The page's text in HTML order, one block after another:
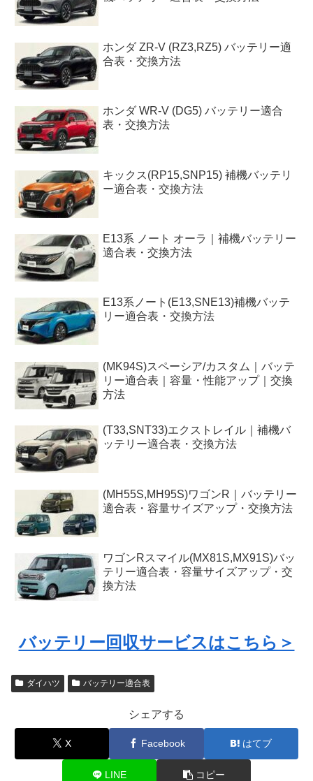
ホンダ ZR-V (RZ3,RZ5) バッテリー適
合表・交換方法
ホンダ WR-V (DG5) バッテリー適合
表・交換方法
キックス(RP15,SNP15) 補機バッテリ
ー適合表・交換方法
E13系 ノート オーラ｜補機バッテリー
適合表・交換方法
E13系ノート(E13,SNE13)補機バッテ
リー適合表・交換方法
(MK94S)スペーシア/カスタム｜バッテ
リー適合表｜容量・性能アップ｜交換
方法
(T33,SNT33)エクストレイル｜補機バ
ッテリー適合表・交換方法
(MH55S,MH95S)ワゴンR｜バッテリー
適合表・容量サイズアップ・交換方法
ワゴンRスマイル(MX81S,MX91S)バッ
テリー適合表・容量サイズアップ・交
換方法
バッテリー回収サービスはこちら＞
ダイハツ バッテリー適合表
シェアする
X Facebook はてブ
LINE コピー